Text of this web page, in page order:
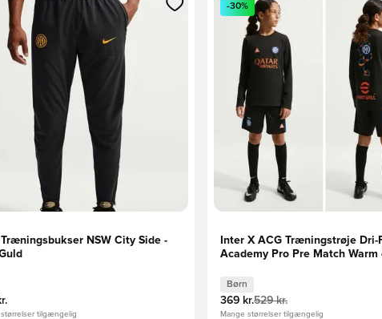
Træningsbukser NSW City Side -
størrelser tilgængelig
-30%
Inter X ACG Træningstrøje Dri-
Academy Pro Pre Match Warm
Børn
369 kr.529 kr.
Mange størrelser tilgængelig